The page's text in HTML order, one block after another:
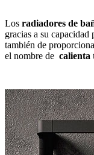
Los radiadores de
gracias a su
también de
el nombre de calienta